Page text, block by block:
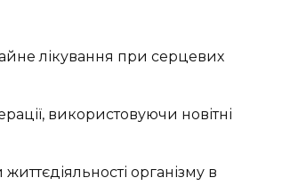
лікування при серцевих
використовуючи новітні
організму в